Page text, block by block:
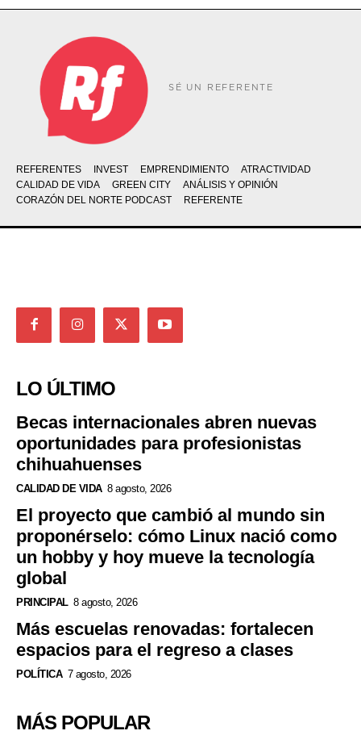
SÉ UN REFERENTE
REFERENTES INVEST EMPRENDIMIENTO
ATRACTIVIDAD
CALIDAD DE VIDA
GREEN CITY
ANÁLISIS Y OPINIÓN
CORAZÓN DEL NORTE PODCAST
REFERENTE
LO ÚLTIMO
Becas internacionales abren nuevas
oportunidades para profesionistas
chihuahuenses
CALIDAD DE VIDA 8 agosto, 2026
El proyecto que cambió al mundo sin
proponérselo: cómo Linux nació como
un hobby y hoy mueve la tecnología
global
PRINCIPAL 8 agosto, 2026
Más escuelas renovadas: fortalecen
espacios para el regreso a clases
POLÍTICA 7 agosto, 2026
MÁS POPULAR